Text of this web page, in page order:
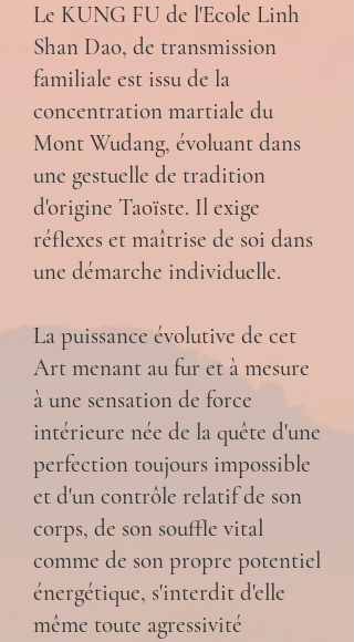
Le KUNG FU de l'Ecole Linh
Shan Dao, de transmission
familiale est issu de la
concentration martiale du
Mont Wudang, évoluant dans
une gestuelle de tradition
d'origine Taoïste. Il exige
réflexes et maîtrise de soi dans
une démarche individuelle.
La puissance évolutive de cet
Art menant au fur et à mesure
à une sensation de force
intérieure née de la quête d'une
perfection toujours impossible
et d'un contrôle relatif de son
corps, de son souffle vital
comme de son propre potentiel
énergétique, s'interdit d'elle
même toute agressivité